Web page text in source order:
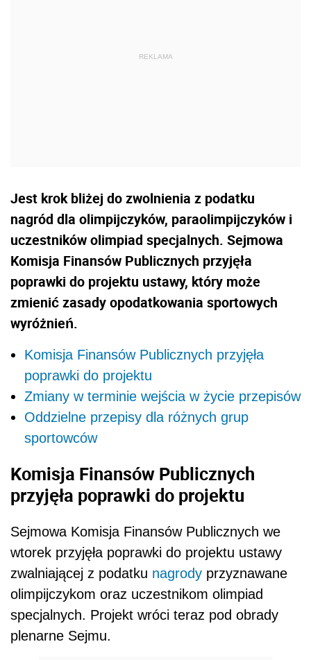
Jest krok bliżej do zwolnienia z podatku
nagród dla olimpijczyków, paraolimpijczyków i
uczestników olimpiad specjalnych. Sejmowa
Komisja Finansów Publicznych przyjęła
poprawki do projektu ustawy, który może
zmienić zasady opodatkowania sportowych
wyróżnień.
Komisja Finansów Publicznych przyjęła
poprawki do projektu
Zmiany w terminie wejścia w życie przepisów
Oddzielne przepisy dla różnych grup
sportowców
Komisja Finansów Publicznych
przyjęła poprawki do projektu
Sejmowa Komisja Finansów Publicznych we
wtorek przyjęła poprawki do projektu ustawy
zwalniającej z podatku nagrody przyznawane
olimpijczykom oraz uczestnikom olimpiad
specjalnych. Projekt wróci teraz pod obrady
plenarne Sejmu.